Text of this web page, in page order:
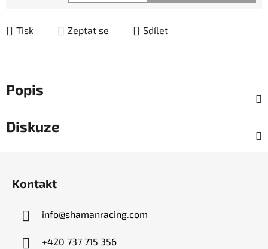
Tisk Zeptat se Sdílet
Popis
Diskuze
Kontakt
info@shamanracing.com
+420 737 715 356